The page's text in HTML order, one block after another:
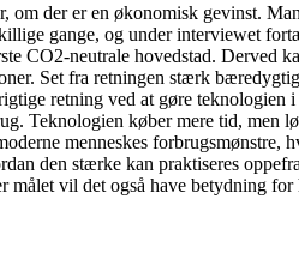
der er en økonomisk gevinst.
gange, og under interviewet
CO2-neutrale hovedstad. Derved
Set fra retningen stærk
retning ved at gøre teknologien
Teknologien køber mere tid, men
menneskes forbrugsmønstre,
den stærke kan praktiseres
vil det også have betydning for